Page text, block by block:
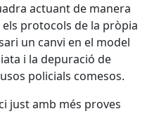
actuant de manera
protocols de la pròpia
un canvi en el model
i la depuració de
policials comesos.
just amb més proves